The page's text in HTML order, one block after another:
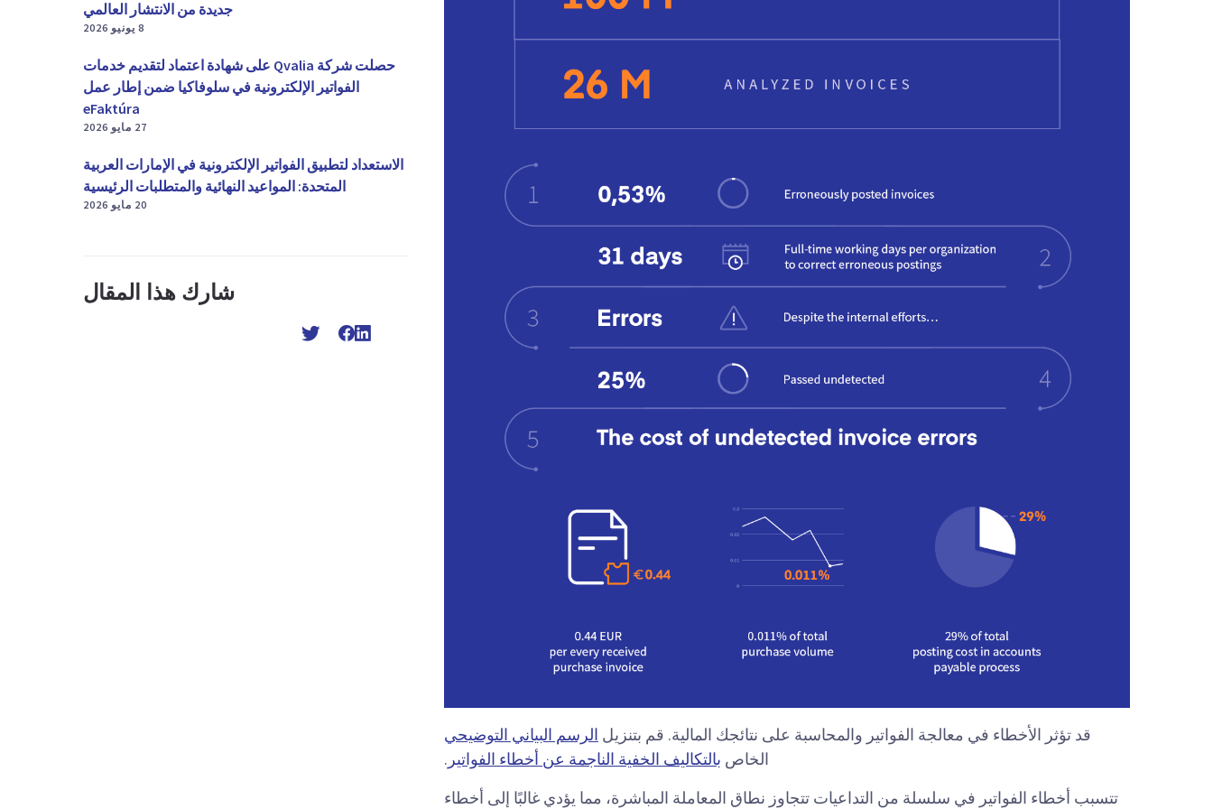
قد تؤثر الأخطاء في معالجة الفواتير والمحاسبة على نتائجك المالية. قم بتنزيل الرسم البياني التوضيحي
الخاص بالتكاليف الخفية الناجمة عن أخطاء الفواتير .
تتسبب أخطاء الفواتير في سلسلة من التداعيات تتجاوز نطاق المعاملة المباشرة، مما يؤدي غالبًا إلى أخطاء
جديدة من الانتشار العالمي
8 يونيو 2026
حصلت شركة Qvalia على شهادة اعتماد لتقديم خدمات
الفواتير الإلكترونية في سلوفاكيا ضمن إطار عمل
eFaktúra
27 مايو 2026
الاستعداد لتطبيق الفواتير الإلكترونية في الإمارات العربية
المتحدة: المواعيد النهائية والمتطلبات الرئيسية
20 مايو 2026
شارك هذا المقال